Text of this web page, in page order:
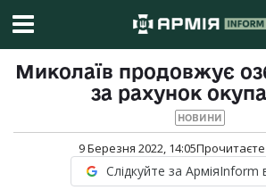
Миколаїв продовжує
за рахунок
НОВИНИ
9 Березня 2022, 14:05Прочитаєте
Слідкуйте за АрміяInform